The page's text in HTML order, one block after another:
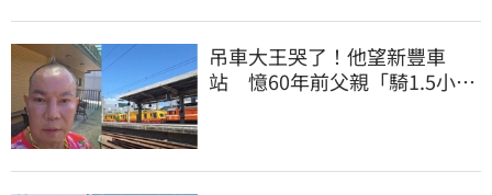
吊車大王哭了！他望新豐車
站 憶60年前父親「騎1.5小時